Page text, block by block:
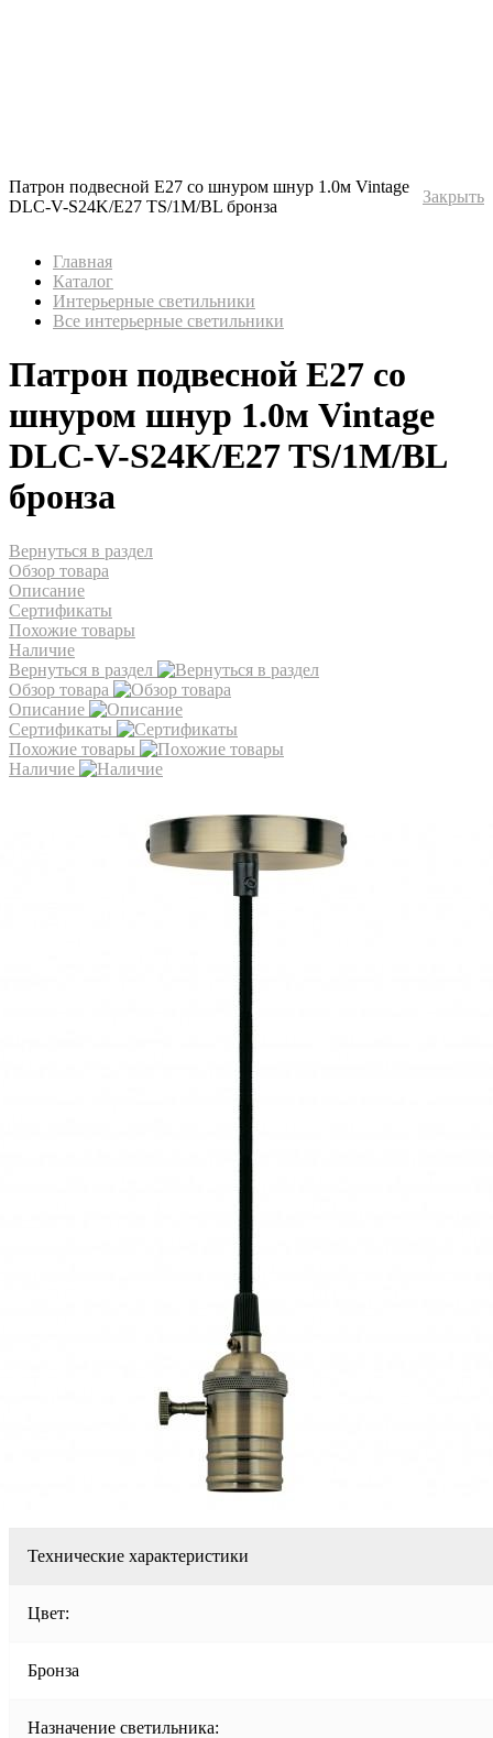
Патрон подвесной Е27 со шнуром шнур 1.0м Vintage
DLC-V-S24K/E27 TS/1M/BL бронза
Закрыть
Главная
Каталог
Интерьерные светильники
Все интерьерные светильники
Патрон подвесной Е27 со
шнуром шнур 1.0м Vintage
DLC-V-S24K/E27 TS/1M/BL
бронза
Вернуться в раздел
Обзор товара
Описание
Сертификаты
Похожие товары
Наличие
Вернуться в раздел
Обзор товара
Описание
Сертификаты
Похожие товары
Наличие
Технические характеристики
Цвет:
Бронза
Назначение светильника: